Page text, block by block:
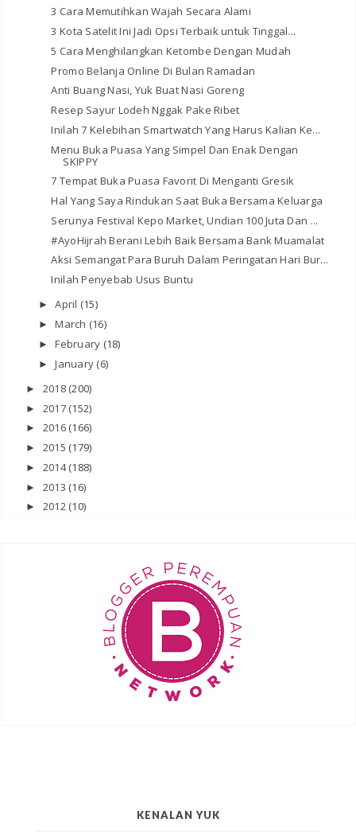
3 Cara Memutihkan Wajah Secara Alami
3 Kota Satelit Ini Jadi Opsi Terbaik untuk Tinggal...
5 Cara Menghilangkan Ketombe Dengan Mudah
Promo Belanja Online Di Bulan Ramadan
Anti Buang Nasi, Yuk Buat Nasi Goreng
Resep Sayur Lodeh Nggak Pake Ribet
Inilah 7 Kelebihan Smartwatch Yang Harus Kalian Ke...
Menu Buka Puasa Yang Simpel Dan Enak Dengan
SKIPPY
7 Tempat Buka Puasa Favorit Di Menganti Gresik
Hal Yang Saya Rindukan Saat Buka Bersama Keluarga
Serunya Festival Kepo Market, Undian 100 Juta Dan ...
#AyoHijrah Berani Lebih Baik Bersama Bank Muamalat
Aksi Semangat Para Buruh Dalam Peringatan Hari Bur...
Inilah Penyebab Usus Buntu
►April (15)
►March (16)
►February (18)
►January (6)
► 2018 (200)
► 2017 (152)
► 2016 (166)
► 2015 (179)
► 2014(188)
► 2013 (16)
► 2012 (10)
KENALAN YUK